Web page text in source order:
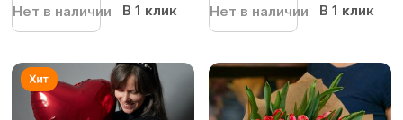
Нет в наличии В 1 клик Нет в наличии В 1 клик